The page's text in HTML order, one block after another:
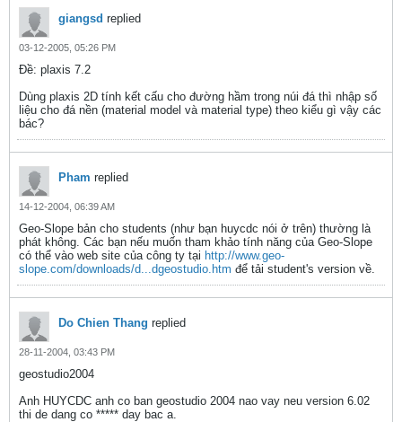
giangsd replied
03-12-2005, 05:26 PM
Ðề: plaxis 7.2
Dùng plaxis 2D tính kết cấu cho đường hầm trong núi đá thì nhập số
liệu cho đá nền (material model và material type) theo kiểu gì vậy các
bác?
Pham replied
14-12-2004, 06:39 AM
Geo-Slope bản cho students (như bạn huycdc nói ở trên) thường là
phát không. Các bạn nếu muốn tham khảo tính năng của Geo-Slope
có thể vào web site của công ty tại http://www.geo-
slope.com/downloads/d...dgeostudio.htm để tải student's version về.
Do Chien Thang replied
28-11-2004, 03:43 PM
geostudio2004
Anh HUYCDC anh co ban geostudio 2004 nao vay neu version 6.02
thi de dang co ***** day bac a.